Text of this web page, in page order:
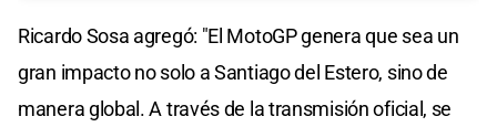
Ricardo Sosa agregó: "El MotoGP genera que sea un
gran impacto no solo a Santiago del Estero, sino de
manera global. A través de la transmisión oficial, se